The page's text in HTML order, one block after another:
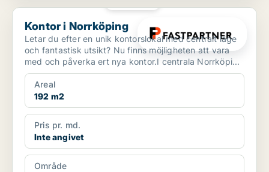
Kontor i Norrköping
Kontor i Norrköping
Letar du efter en unik kontorslokal med centralt läge
och fantastisk utsikt? Nu finns möjligheten att vara
med och påverka ert nya kontor.I centrala Norrköpi...
Areal
192 m2
Pris pr. md.
Inte angivet
Område